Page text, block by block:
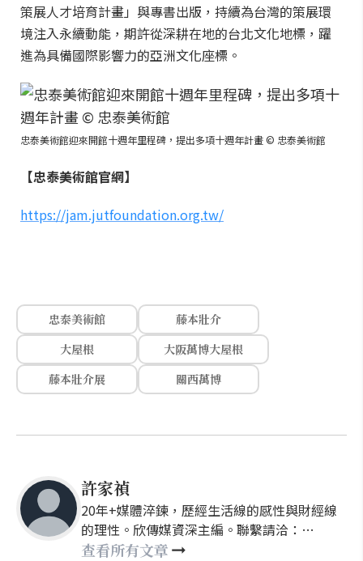
策展人才培育計畫」與專書出版，持續為台灣的策展環
境注入永續動能，期許從深耕在地的台北文化地標，躍
進為具備國際影響力的亞洲文化座標。
忠泰美術館迎來開館十週年里程碑，提出多項十週年計畫 © 忠泰美術館
【忠泰美術館官網】
https://jam.jutfoundation.org.tw/
忠泰美術館
藤本壯介
大屋根
大阪萬博大屋根
藤本壯介展
關西萬博
許家禎
20年+媒體淬鍊，歷經生活線的感性與財經線
的理性。欣傳媒資深主編。聯繫請洽：
nellyhsu@xinmedia.com
查看所有文章